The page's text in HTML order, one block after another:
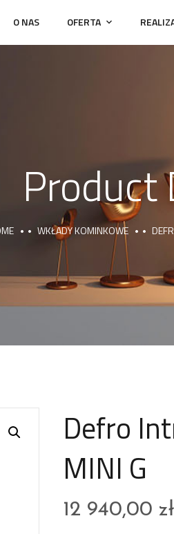
O NAS OFERTA
Product
WKŁADY KOMINKOWE
Defro
MINI G
12 940,00zł